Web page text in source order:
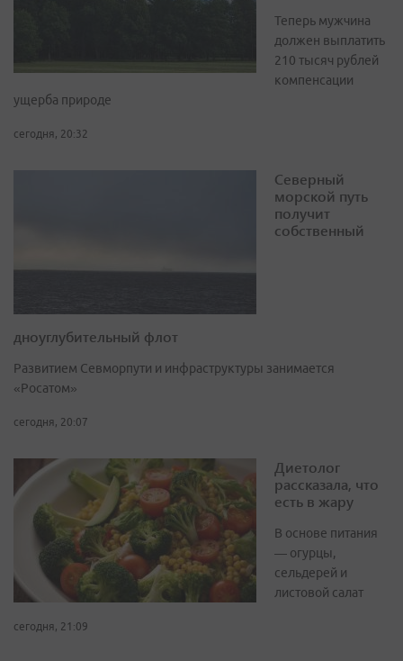
Теперь мужчина
должен выплатить
210 тысяч рублей
компенсации
ущерба природе
сегодня, 20:32
Северный
морской путь
получит
собственный
дноуглубительный флот
Развитием Севморпути и инфраструктуры занимается
«Росатом»
сегодня, 20:07
Диетолог
рассказала, что
есть в жару
В основе питания
— огурцы,
сельдерей и
листовой салат
сегодня, 21:09